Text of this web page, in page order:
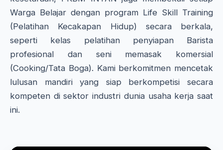
Warga Belajar dengan program Life Skill Training
(Pelatihan Kecakapan Hidup) secara berkala,
seperti kelas pelatihan penyiapan Barista
profesional dan seni memasak komersial
(Cooking/Tata Boga). Kami berkomitmen mencetak
lulusan mandiri yang siap berkompetisi secara
kompeten di sektor industri dunia usaha kerja saat
ini.